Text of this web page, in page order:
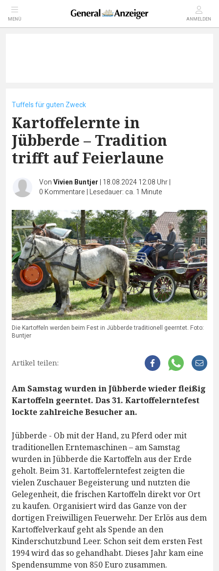
MENÜ ANMELDEN
Tuffels für guten Zweck
Kartoffelernte in
Jübberde – Tradition
trifft auf Feierlaune
VonVivien Buntjer | 18.08.2024 12:08 Uhr|
0 Kommentare | Lesedauer: ca. 1 Minute
Die Kartoffeln werden beim Fest in Jübberde traditionell geerntet. Foto:
Buntjer
Artikel teilen:
Am Samstag wurden in Jübberde wieder fleißig
Kartoffeln geerntet. Das 31. Kartoffelerntefest
lockte zahlreiche Besucher an.
Jübberde - Ob mit der Hand, zu Pferd oder mit
traditionellen Erntemaschinen – am Samstag
wurden in Jübberde die Kartoffeln aus der Erde
geholt. Beim 31. Kartoffelerntefest zeigten die
vielen Zuschauer Begeisterung und nutzten die
Gelegenheit, die frischen Kartoffeln direkt vor Ort
zu kaufen. Organisiert wird das Ganze von der
dortigen Freiwilligen Feuerwehr. Der Erlös aus dem
Kartoffelverkauf geht als Spende an den
Kinderschutzbund Leer. Schon seit dem ersten Fest
1994 wird das so gehandhabt. Dieses Jahr kam eine
Spendensumme von 850 Euro zusammen.